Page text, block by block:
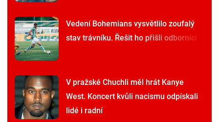
Vedení Bohemians vysvětlilo zoufalý
stav trávníku. Řešit ho přišli odborníci
V pražské Chuchli měl hrát Kanye
West. Koncert kvůli nacismu odpískali
lidé i radní